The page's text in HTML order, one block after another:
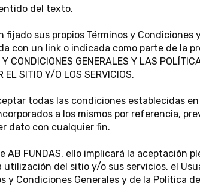
del texto.
fijado sus propios Términos y
con un link o indicada como parte de la
CONDICIONES GENERALES Y LAS
EL SITIO Y/O LOS SERVICIOS.
todas las condiciones establecidas
a los mismos por referencia,
dato con cualquier fin.
AB FUNDAS, ello implicará la aceptación
utilización del sitio y/o sus servicios, el
y Condiciones Generales y de la Política